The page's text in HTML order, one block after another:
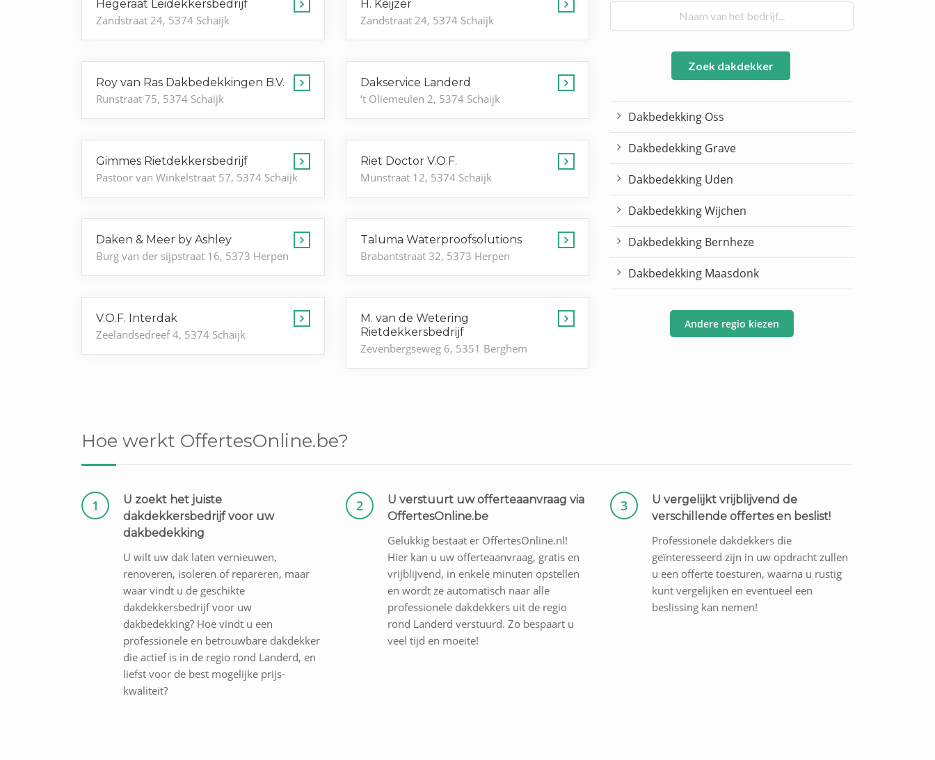
Hegeraat Leidekkersbedrijf
Zandstraat 24, 5374 Schaijk
H. Keijzer
Zandstraat 24, 5374 Schaijk
Roy van Ras Dakbedekkingen B.V.
Runstraat 75, 5374 Schaijk
Dakservice Landerd
‘t Oliemeulen 2, 5374 Schaijk
Gimmes Rietdekkersbedrijf
Pastoor van Winkelstraat 57, 5374 Schaijk
Riet Doctor V.O.F.
Munstraat 12, 5374 Schaijk
Daken & Meer by Ashley
Burg van der sijpstraat 16, 5373 Herpen
Taluma Waterproofsolutions
Brabantstraat 32, 5373 Herpen
V.O.F. Interdak
Zeelandsedreef 4, 5374 Schaijk
M. van de Wetering
Rietdekkersbedrijf
Zevenbergseweg 6, 5351 Berghem
Zoek dakdekker
Dakbedekking Oss
Dakbedekking Grave
Dakbedekking Uden
Dakbedekking Wijchen
Dakbedekking Bernheze
Dakbedekking Maasdonk
Andere regio kiezen
Hoe werkt OffertesOnline.be?
1
U zoekt het juiste
dakdekkersbedrijf voor uw
dakbedekking
U wilt uw dak laten vernieuwen,
renoveren, isoleren of repareren, maar
waar vindt u de geschikte
dakdekkersbedrijf voor uw
dakbedekking? Hoe vindt u een
professionele en betrouwbare dakdekker
die actief is in de regio rond Landerd, en
liefst voor de best mogelijke prijs-
kwaliteit?
2
U verstuurt uw offerteaanvraag via
OffertesOnline.be
Gelukkig bestaat er OffertesOnline.nl!
Hier kan u uw offerteaanvraag, gratis en
vrijblijvend, in enkele minuten opstellen
en wordt ze automatisch naar alle
professionele dakdekkers uit de regio
rond Landerd verstuurd. Zo bespaart u
veel tijd en moeite!
3
U vergelijkt vrijblijvend de
verschillende offertes en beslist!
Professionele dakdekkers die
geïnteresseerd zijn in uw opdracht zullen
u een offerte toesturen, waarna u rustig
kunt vergelijken en eventueel een
beslissing kan nemen!